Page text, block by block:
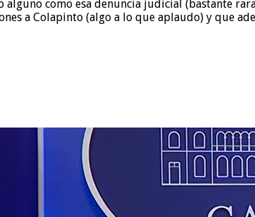
alguno como esa denuncia judicial (bastante
a Colapinto (algo a lo que aplaudo) y que